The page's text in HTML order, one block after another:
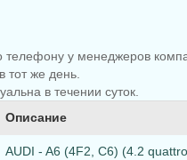
у менеджеров
тот же день.
в течении суток.
Описание
AUDI - A6 (4F2, C6) (4.2